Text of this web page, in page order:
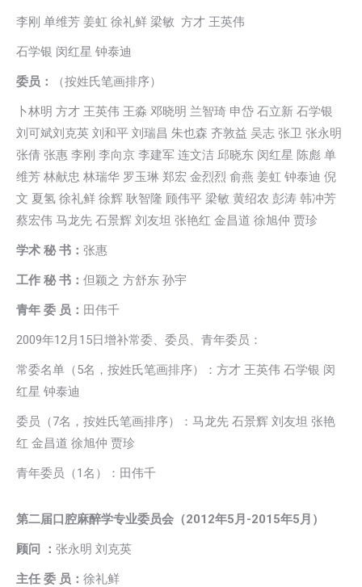
李刚 单维芳 姜虹 徐礼鲜 梁敏 方才 王英伟
石学银 闵红星 钟泰迪
委员： （按姓氏笔画排序）
卜林明 方才 王英伟 王淼 邓晓明 兰智琦 申岱 石立新 石学银
刘可斌刘克英 刘和平 刘瑞昌 朱也森 齐敦益 吴志 张卫 张永明
张倩 张惠 李刚 李向京 李建军 连文洁 邱晓东 闵红星 陈彪 单
维芳 林献忠 林瑞华 罗玉琳 郑宏 金烈烈 俞燕 姜虹 钟泰迪 倪
文 夏氢 徐礼鲜 徐辉 耿智隆 顾伟平 梁敏 黄绍农 彭涛 韩冲芳
蔡宏伟 马龙先 石景辉 刘友坦 张艳红 金昌道 徐旭仲 贾珍
学术 秘 书： 张惠
工作 秘 书： 但颖之 方舒东 孙宇
青年 委 员： 田伟千
2009年12月15日增补常委、委员、青年委员：
常委名单（5名，按姓氏笔画排序）：方才 王英伟 石学银 闵
红星 钟泰迪
委员（7名，按姓氏笔画排序）：马龙先 石景辉 刘友坦 张艳
红 金昌道 徐旭仲 贾珍
青年委员（1名）：田伟千
第二届口腔麻醉学专业委员会（2012年5月-2015年5月）
顾问 ： 张永明 刘克英
主任 委 员： 徐礼鲜